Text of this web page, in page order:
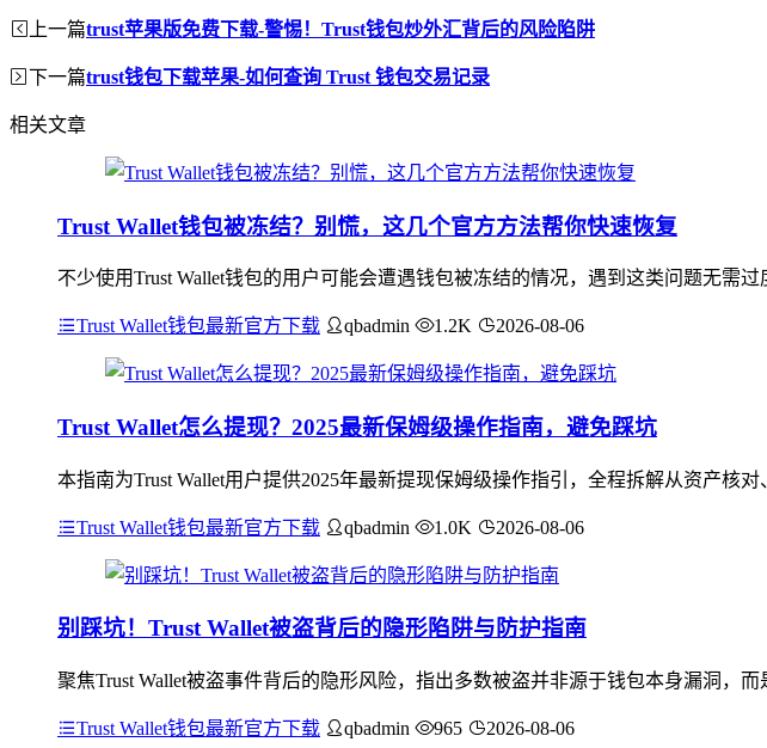
上一篇trust苹果版免费下载-警惕！Trust钱包炒外汇背后的风险陷阱
下一篇trust钱包下载苹果-如何查询 Trust 钱包交易记录
相关文章
Trust Wallet钱包被冻结？别慌，这几个官方方法帮你快速恢复
不少使用Trust Wallet钱包的用户可能会遭遇钱包被冻结的情况，遇到这类问题无需
Trust Wallet钱包最新官方下载 qbadmin 1.2K 2026-08-06
Trust Wallet怎么提现？2025最新保姆级操作指南，避免踩坑
本指南为Trust Wallet用户提供2025年最新提现保姆级操作指引，全程拆解从资产核
Trust Wallet钱包最新官方下载 qbadmin 1.0K 2026-08-06
别踩坑！Trust Wallet被盗背后的隐形陷阱与防护指南
聚焦Trust Wallet被盗事件背后的隐形风险，指出多数被盗并非源于钱包本身漏洞
Trust Wallet钱包最新官方下载 qbadmin 965 2026-08-06